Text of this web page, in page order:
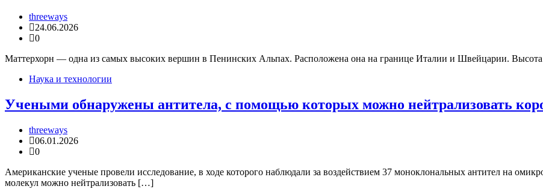
threeways
24.06.2026
0
Маттерхорн — одна из самых высоких вершин в Пенинских Альпах. Расположена она на границе Италии и Швейцарии.
Наука и технологии
Учеными обнаружены антитела, с помощью которых можно нейтрализовать
threeways
06.01.2026
0
Американские ученые провели исследование, в ходе которого наблюдали за воздействием 37 моноклональных антител на
молекул можно нейтрализовать […]